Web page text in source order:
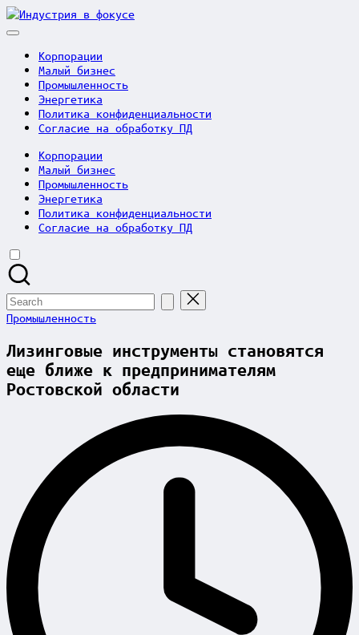
Skip
to
Индустрия
Корпорации
Малый бизнес
Промышленность
Энергетика
Политика конфиденциальности
Согласие на обработку ПД
Корпорации
Малый бизнес
Промышленность
Энергетика
Политика конфиденциальности
Согласие на обработку ПД
Search
for:
Posted
Промышленность
Лизинговые инструменты становятся
еще ближе к предпринимателям
Ростовской области